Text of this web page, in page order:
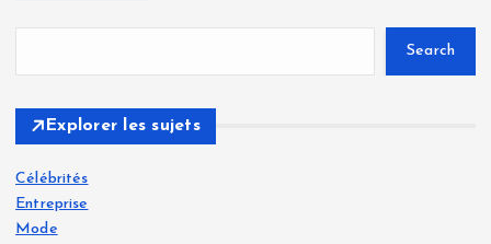
Search
Explorer les sujets
Célébrités
Entreprise
Mode